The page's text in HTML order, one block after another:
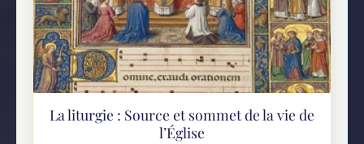
La liturgie : Source et sommet de la vie de
l’Église